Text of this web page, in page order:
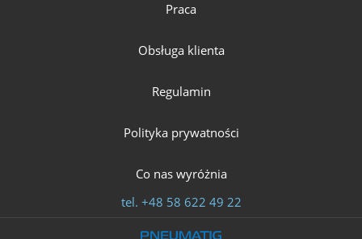
Praca
Obsługa klienta
Regulamin
Polityka prywatności
Co nas wyróżnia
tel. +48 58 622 49 22